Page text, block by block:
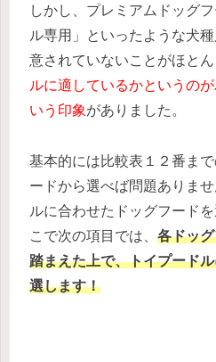
しかし、プレミアムドッグ
ル専用」といったような犬
意されていないことがほと
ルに適しているかというの
いう印象がありました。
基本的には比較表１２番ま
ードから選べば問題ありま
ルに合わせたドッグフード
こで次の項目では、 各ドッ
踏まえた上で、トイプード
選します！